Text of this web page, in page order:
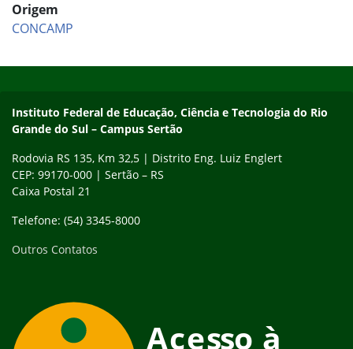
Origem
CONCAMP
Instituto Federal de Educação, Ciência e Tecnologia do Rio
Grande do Sul – Campus Sertão
Rodovia RS 135, Km 32,5 | Distrito Eng. Luiz Englert
CEP: 99170-000 | Sertão – RS
Caixa Postal 21
Telefone: (54) 3345-8000
Outros Contatos